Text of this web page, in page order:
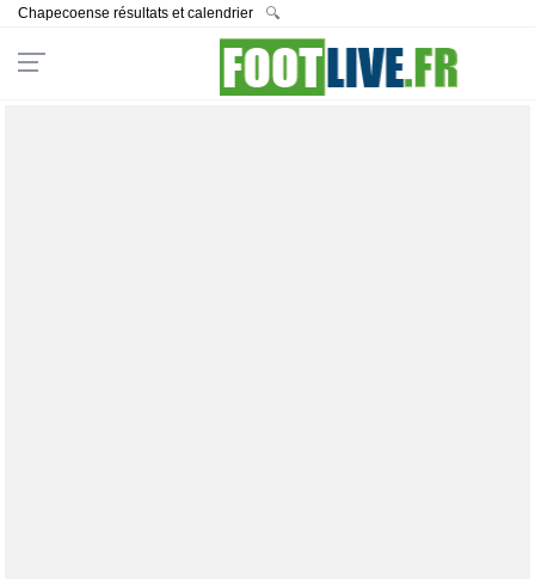
Chapecoense résultats et calendrier 🔍